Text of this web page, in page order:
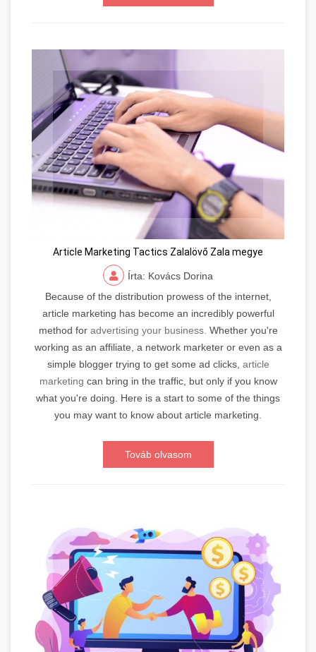
Article Marketing Tactics Zalalövő Zala megye
Írta: Kovács Dorina
Because of the distribution prowess of the internet,
article marketing has become an incredibly powerful
method for advertising your business. Whether you're
working as an affiliate, a network marketer or even as a
simple blogger trying to get some ad clicks, article
marketing can bring in the traffic, but only if you know
what you're doing. Here is a start to some of the things
you may want to know about article marketing.
Továb olvasom